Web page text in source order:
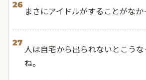
26
まさにアイドルがすることがなか
27
人は自宅から出られないとこう
ね。